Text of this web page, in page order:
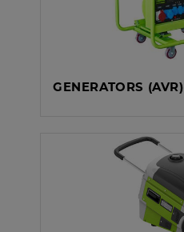
GENERATORS (AVR)